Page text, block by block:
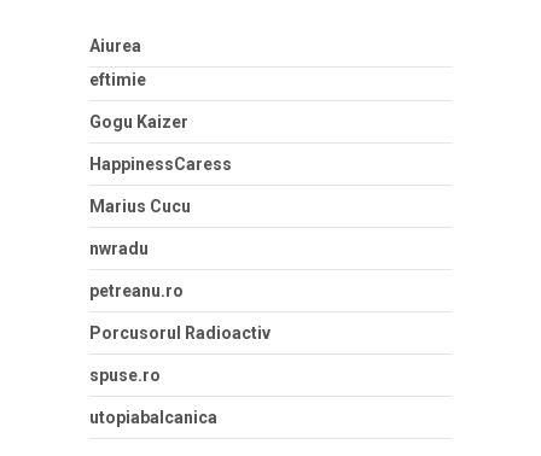
Aiurea
eftimie
Gogu Kaizer
HappinessCaress
Marius Cucu
nwradu
petreanu.ro
Porcusorul Radioactiv
spuse.ro
utopiabalcanica